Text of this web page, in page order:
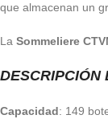
que almacenan un
La Sommeliere
DESCRIPCIÓN
Capacidad: 149